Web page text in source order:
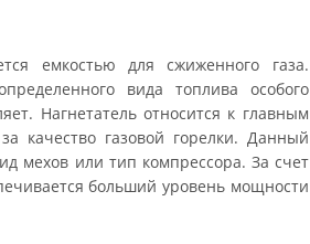
емкостью для сжиженного газа.
вида топлива особого
Нагнетатель относится к главным
качество газовой горелки. Данный
мехов или тип компрессора. За счет
больший уровень мощности